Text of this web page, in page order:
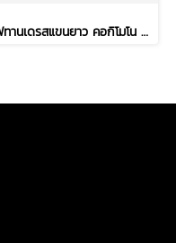
คาฟทานเดรสแขนยาว คอกิโมโน - สีดำ : ลายดอกเฮลิโคเนีย บนริ้วใบดำ-ขาว